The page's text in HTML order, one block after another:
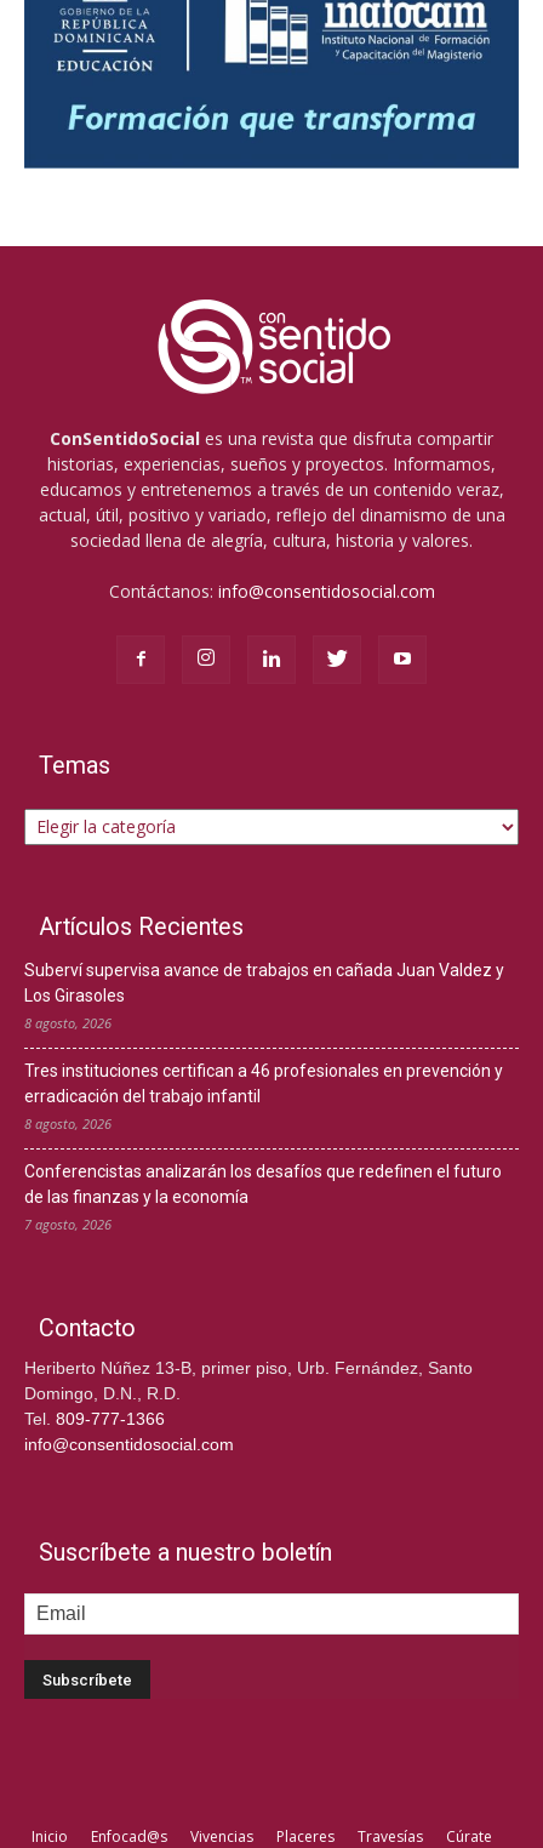
ConSentidoSocial es una revista que disfruta compartir
historias, experiencias, sueños y proyectos. Informamos,
educamos y entretenemos a través de un contenido veraz,
actual, útil, positivo y variado, reflejo del dinamismo de una
sociedad llena de alegría, cultura, historia y valores.
Contáctanos: info@consentidosocial.com
Temas
Temas
Artículos Recientes
Suberví supervisa avance de trabajos en cañada Juan Valdez y
Los Girasoles
8 agosto, 2026
Tres instituciones certifican a 46 profesionales en prevención y
erradicación del trabajo infantil
8 agosto, 2026
Conferencistas analizarán los desafíos que redefinen el futuro
de las finanzas y la economía
7 agosto, 2026
Contacto
Heriberto Núñez 13-B, primer piso, Urb. Fernández, Santo
Domingo, D.N., R.D.
Tel. 809-777-1366
info@consentidosocial.com
Suscríbete a nuestro boletín
Inicio Enfocad@s Vivencias Placeres Travesías Cúrate